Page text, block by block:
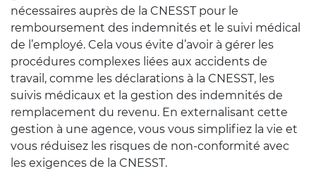
nécessaires auprès de la CNESST pour le
remboursement des indemnités et le suivi médical
de l’employé. Cela vous évite d’avoir à gérer les
procédures complexes liées aux accidents de
travail, comme les déclarations à la CNESST, les
suivis médicaux et la gestion des indemnités de
remplacement du revenu. En externalisant cette
gestion à une agence, vous vous simplifiez la vie et
vous réduisez les risques de non-conformité avec
les exigences de la CNESST.